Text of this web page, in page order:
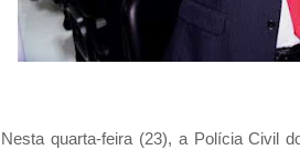
Nesta quarta-feira (23), a Polícia Civil